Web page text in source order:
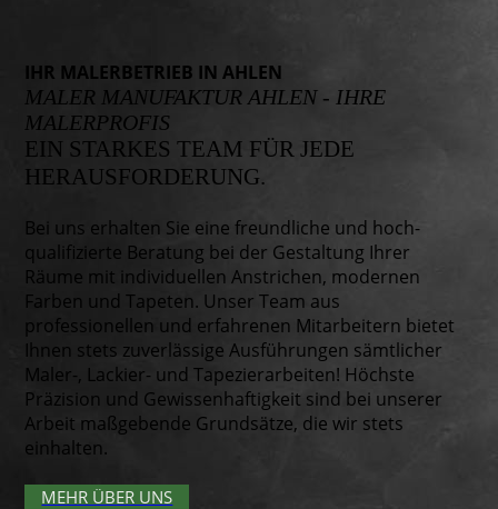
IHR MALERBETRIEB IN AHLEN
MALER MANUFAKTUR AHLEN - IHRE
MALERPROFIS
EIN STARKES TEAM FÜR JEDE
HERAUSFORDERUNG.
Bei uns erhalten Sie eine freundliche und hoch­
qualifizierte Beratung bei der Gestaltung Ihrer
Räume mit individuellen Anstrichen, modernen
Farben und Tapeten. Unser Team aus
professionellen und erfahrenen Mitarbeitern bietet
Ihnen stets zuverlässige Ausführungen sämtlicher
Maler-, Lackier- und Tapezierarbeiten! Höchste
Präzision und Gewissen­haftigkeit sind bei unserer
Arbeit maßgebende Grundsätze, die wir stets
einhalten.
MEHR ÜBER UNS